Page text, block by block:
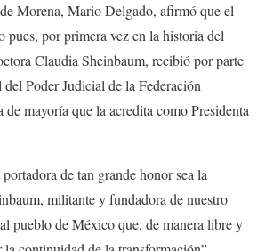
Morena, Mario Delgado, afirmó que el
pues, por primera vez en la historia del
Claudia Sheinbaum, recibió por parte
Poder Judicial de la Federación
de mayoría que la acredita como Presidenta
de tan grande honor sea la
militante y fundadora de nuestro
pueblo de México que, de manera libre y